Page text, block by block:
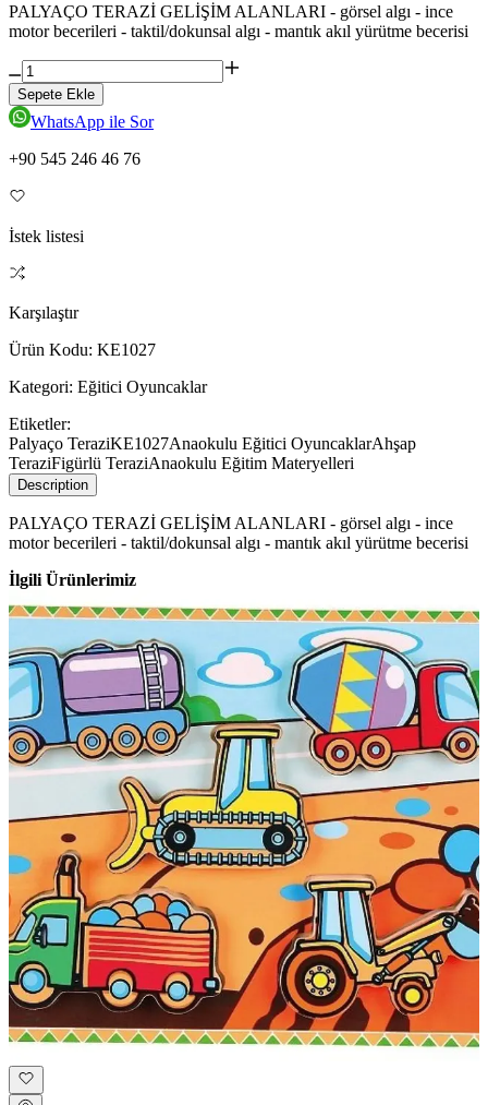
PALYAÇO TERAZİ GELİŞİM ALANLARI - görsel algı - ince
motor becerileri - taktil/dokunsal algı - mantık akıl yürütme becerisi
Sepete Ekle
WhatsApp ile Sor
+90 545 246 46 76
İstek listesi
Karşılaştır
Ürün Kodu: KE1027
Kategori: Eğitici Oyuncaklar
Etiketler:
Palyaço TeraziKE1027Anaokulu Eğitici OyuncaklarAhşap
TeraziFigürlü TeraziAnaokulu Eğitim Materyelleri
Description
PALYAÇO TERAZİ GELİŞİM ALANLARI - görsel algı - ince
motor becerileri - taktil/dokunsal algı - mantık akıl yürütme becerisi
İlgili Ürünlerimiz